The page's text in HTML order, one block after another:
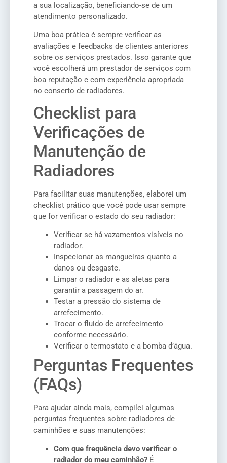
a sua localização, beneficiando-se de um
atendimento personalizado.
Uma boa prática é sempre verificar as
avaliações e feedbacks de clientes anteriores
sobre os serviços prestados. Isso garante que
você escolherá um prestador de serviços com
boa reputação e com experiência apropriada
no conserto de radiadores.
Checklist para
Verificações de
Manutenção de
Radiadores
Para facilitar suas manutenções, elaborei um
checklist prático que você pode usar sempre
que for verificar o estado do seu radiador:
Verificar se há vazamentos visíveis no
radiador.
Inspecionar as mangueiras quanto a
danos ou desgaste.
Limpar o radiador e as aletas para
garantir a passagem do ar.
Testar a pressão do sistema de
arrefecimento.
Trocar o fluido de arrefecimento
conforme necessário.
Verificar o termostato e a bomba d’água.
Perguntas Frequentes
(FAQs)
Para ajudar ainda mais, compilei algumas
perguntas frequentes sobre radiadores de
caminhões e suas manutenções:
Com que frequência devo verificar o
radiador do meu caminhão? É